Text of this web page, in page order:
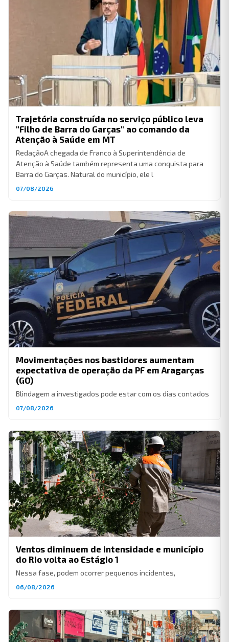
Trajetória construída no serviço público leva
"Filho de Barra do Garças" ao comando da
Atenção à Saúde em MT
RedaçãoA chegada de Franco à Superintendência de
Atenção à Saúde também representa uma conquista para
Barra do Garças. Natural do município, ele l
07/08/2026
Movimentações nos bastidores aumentam
expectativa de operação da PF em Aragarças
(GO)
Blindagem a investigados pode estar com os dias contados
07/08/2026
Ventos diminuem de intensidade e município
do Rio volta ao Estágio 1
Nessa fase, podem ocorrer pequenos incidentes,
06/08/2026